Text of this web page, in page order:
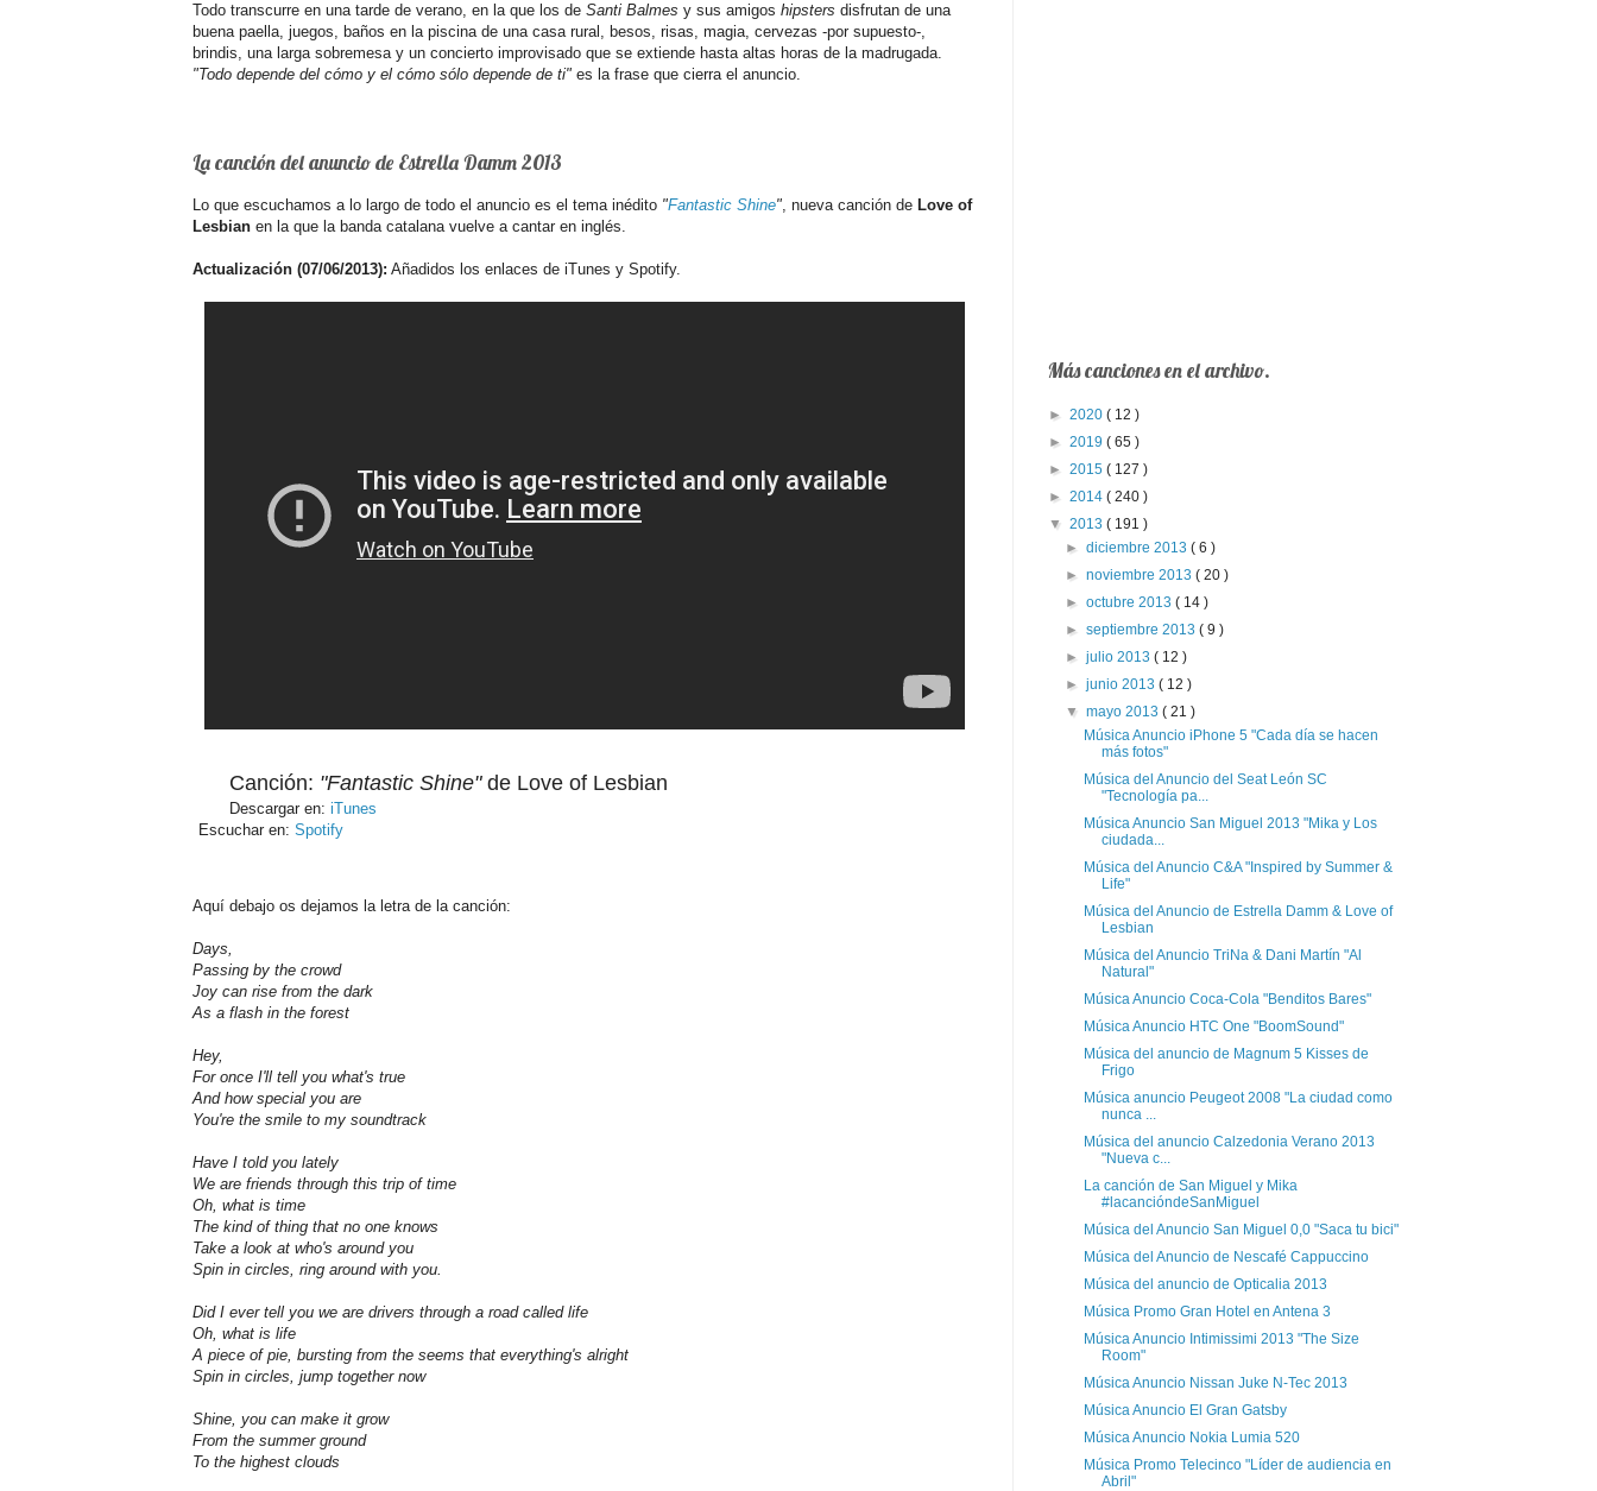
Todo transcurre en una tarde de verano, en la que los de Santi Balmes y sus amigos hipsters disfrutan de una
buena paella, juegos, baños en la piscina de una casa rural, besos, risas, magia, cervezas -por supuesto-,
brindis, una larga sobremesa y un concierto improvisado que se extiende hasta altas horas de la madrugada.
"Todo depende del cómo y el cómo sólo depende de ti" es la frase que cierra el anuncio.
La canción del anuncio de Estrella Damm 2013
Lo que escuchamos a lo largo de todo el anuncio es el tema inédito "Fantastic Shine", nueva canción de Love of
Lesbian en la que la banda catalana vuelve a cantar en inglés.
Actualización (07/06/2013): Añadidos los enlaces de iTunes y Spotify.
Canción: "Fantastic Shine"de Love of Lesbian
Descargar en: iTunes
Escuchar en: Spotify
Aquí debajo os dejamos la letra de la canción:
Days,
Passing by the crowd
Joy can rise from the dark
As a flash in the forest
Hey,
For once I'll tell you what's true
And how special you are
You're the smile to my soundtrack
Have I told you lately
We are friends through this trip of time
Oh, what is time
The kind of thing that no one knows
Take a look at who's around you
Spin in circles, ring around with you.
Did I ever tell you we are drivers through a road called life
Oh, what is life
A piece of pie, bursting from the seems that everything's alright
Spin in circles, jump together now
Shine, you can make it grow
From the summer ground
To the highest clouds
Más canciones en el archivo.
► 2020 ( 12 )
► 2019 ( 65 )
► 2015 ( 127 )
► 2014 ( 240 )
▼ 2013 ( 191 )
►diciembre 2013( 6 )
►noviembre 2013( 20 )
►octubre 2013( 14 )
►septiembre 2013( 9 )
►julio 2013( 12 )
►junio 2013( 12 )
▼mayo 2013( 21 )
Música Anuncio iPhone 5 "Cada día se hacen
más fotos"
Música del Anuncio del Seat León SC
"Tecnología pa...
Música Anuncio San Miguel 2013 "Mika y Los
ciudada...
Música del Anuncio C&A "Inspired by Summer &
Life"
Música del Anuncio de Estrella Damm & Love of
Lesbian
Música del Anuncio TriNa & Dani Martín "Al
Natural"
Música Anuncio Coca-Cola "Benditos Bares"
Música Anuncio HTC One "BoomSound"
Música del anuncio de Magnum 5 Kisses de
Frigo
Música anuncio Peugeot 2008 "La ciudad como
nunca ...
Música del anuncio Calzedonia Verano 2013
"Nueva c...
La canción de San Miguel y Mika
#lacancióndeSanMiguel
Música del Anuncio San Miguel 0,0 "Saca tu bici"
Música del Anuncio de Nescafé Cappuccino
Música del anuncio de Opticalia 2013
Música Promo Gran Hotel en Antena 3
Música Anuncio Intimissimi 2013 "The Size
Room"
Música Anuncio Nissan Juke N-Tec 2013
Música Anuncio El Gran Gatsby
Música Anuncio Nokia Lumia 520
Música Promo Telecinco "Líder de audiencia en
Abril"